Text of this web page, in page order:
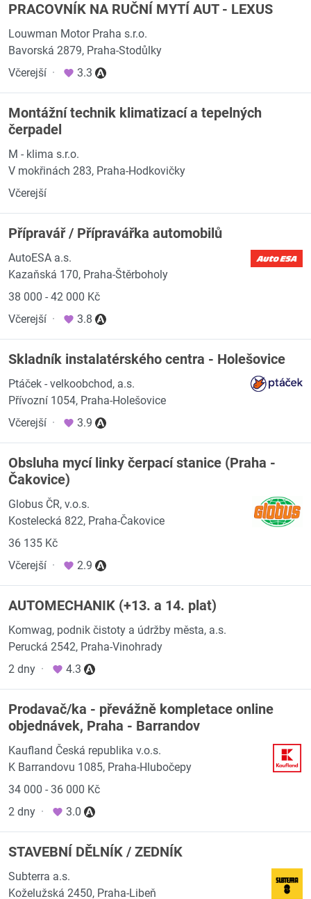
PRACOVNÍK NA RUČNÍ MYTÍ AUT - LEXUS
Louwman Motor Praha s.r.o.
Bavorská 2879, Praha-Stodůlky
Včerejší · 3.3
Montážní technik klimatizací a tepelných
čerpadel
M - klima s.r.o.
V mokřinách 283, Praha-Hodkovičky
Včerejší
Přípravář / Přípravářka automobilů
AutoESA a.s.
Kazaňská 170, Praha-Štěrboholy
38 000 - 42 000 Kč
Včerejší · 3.8
Skladník instalatérského centra - Holešovice
Ptáček - velkoobchod, a.s.
Přívozní 1054, Praha-Holešovice
Včerejší · 3.9
Obsluha mycí linky čerpací stanice (Praha -
Čakovice)
Globus ČR, v.o.s.
Kostelecká 822, Praha-Čakovice
36 135 Kč
Včerejší · 2.9
AUTOMECHANIK (+13. a 14. plat)
Komwag, podnik čistoty a údržby města, a.s.
Perucká 2542, Praha-Vinohrady
2 dny · 4.3
Prodavač/ka - převážně kompletace online
objednávek, Praha - Barrandov
Kaufland Česká republika v.o.s.
K Barrandovu 1085, Praha-Hlubočepy
34 000 - 36 000 Kč
2 dny · 3.0
STAVEBNÍ DĚLNÍK / ZEDNÍK
Subterra a.s.
Koželužská 2450, Praha-Libeň